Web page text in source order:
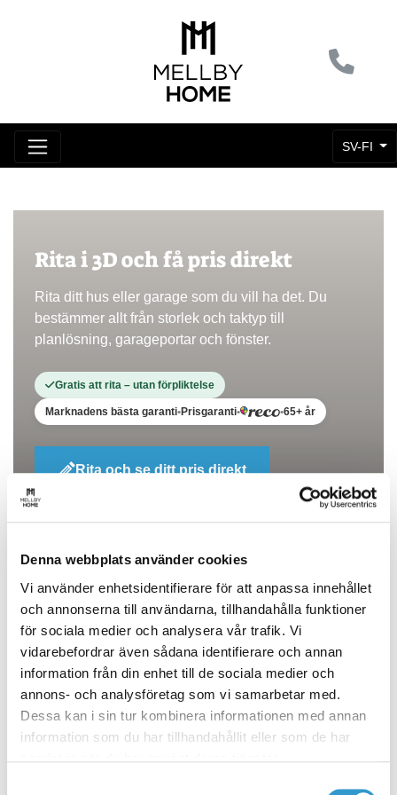
Denna webbplats använder cookies
Vi använder enhetsidentifierare för att anpassa innehållet
och annonserna till användarna, tillhandahålla funktioner
för sociala medier och analysera vår trafik. Vi
vidarebefordrar även sådana identifierare och annan
information från din enhet till de sociala medier och
annons- och analysföretag som vi samarbetar med.
Dessa kan i sin tur kombinera informationen med annan
information som du har tillhandahållit eller som de har
SV-FI
Rita i 3D och få pris direkt
Rita ditt hus eller garage som du vill ha det. Du
bestämmer allt från storlek och taktyp till
planlösning, garageportar och fönster.
Gratis att rita – utan förpliktelse
Marknadens bästa garanti•Prisgaranti• •65+ år
Rita och se ditt pris direkt
Beskriv och få offert